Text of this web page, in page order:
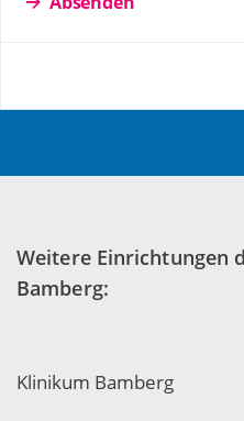
Weitere Einrichtungen
Bamberg:
Klinikum Bamberg